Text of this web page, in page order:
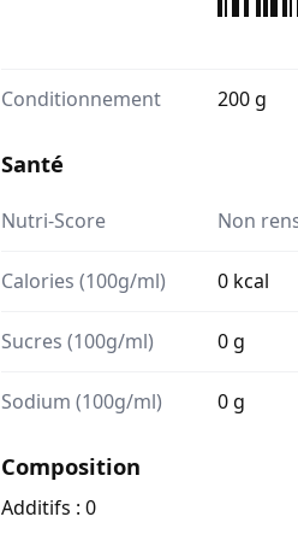
Conditionnement 200 g
Santé
Nutri-Score Non
Calories (100g/ml) 0 kcal
Sucres (100g/ml) 0 g
Sodium (100g/ml) 0 g
Composition
Additifs : 0